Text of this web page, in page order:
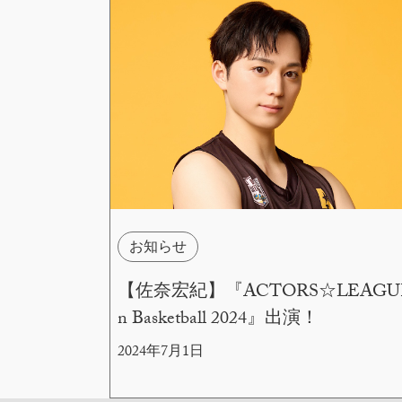
お知らせ
【佐奈宏紀】『
n Basketball 2024』出演！
2024年7月1日